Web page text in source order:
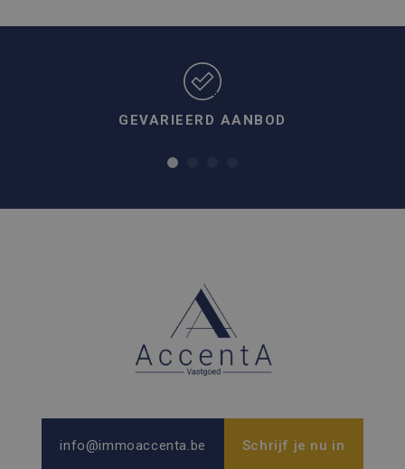
GEVARIEERD AANBOD
info@immoaccenta.be Schrijf je nu in